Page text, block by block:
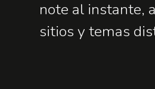
note al instante,
sitios y temas